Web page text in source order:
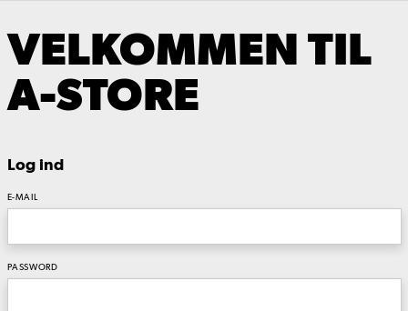
VELKOMMEN TIL
A-STORE
Log ind
E-MAIL
PASSWORD